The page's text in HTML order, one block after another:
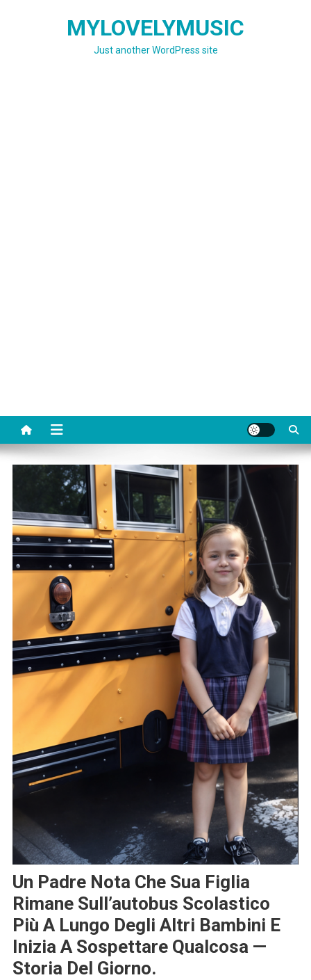
MYLOVELYMUSIC
Just another WordPress site
Un Padre Nota Che Sua Figlia
Rimane Sull’autobus Scolastico
Più A Lungo Degli Altri Bambini E
Inizia A Sospettare Qualcosa —
Storia Del Giorno.